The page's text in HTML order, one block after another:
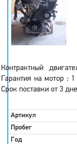
Контрактный
Гарантия на мотор :
Срок поставки от 3
Артикул
Пробег
Год